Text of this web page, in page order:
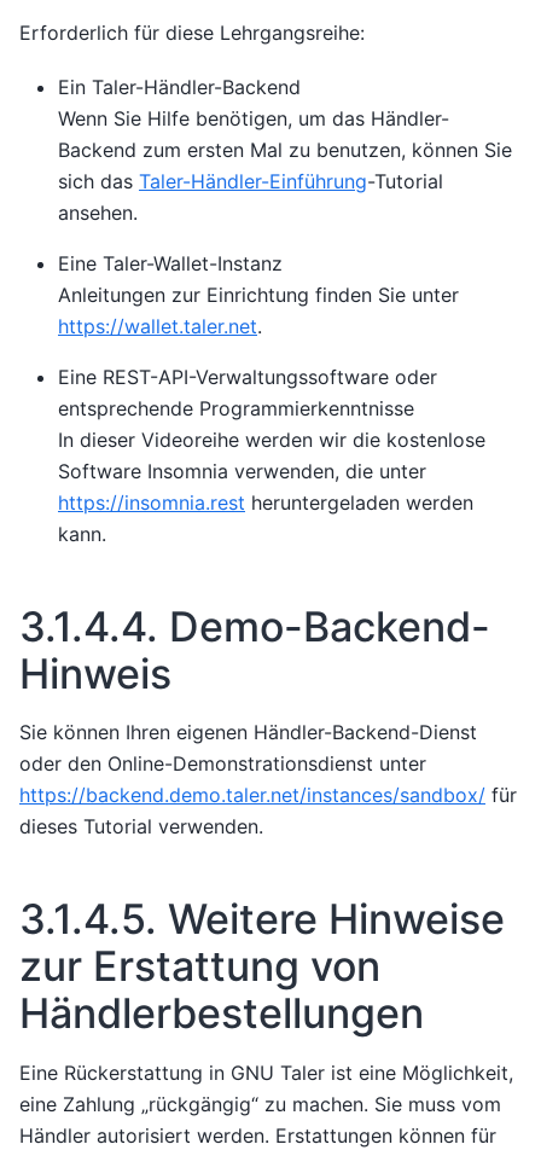
Erforderlich für diese Lehrgangsreihe:
Ein Taler-Händler-Backend
Wenn Sie Hilfe benötigen, um das Händler-
Backend zum ersten Mal zu benutzen, können Sie
sich das Taler-Händler-Einführung-Tutorial
ansehen.
Eine Taler-Wallet-Instanz
Anleitungen zur Einrichtung finden Sie unter
https://wallet.taler.net.
Eine REST-API-Verwaltungssoftware oder
entsprechende Programmierkenntnisse
In dieser Videoreihe werden wir die kostenlose
Software Insomnia verwenden, die unter
https://insomnia.rest heruntergeladen werden
kann.
3.1.4.4. Demo-Backend-
Hinweis
Sie können Ihren eigenen Händler-Backend-Dienst
oder den Online-Demonstrationsdienst unter
https://backend.demo.taler.net/instances/sandbox/ für
dieses Tutorial verwenden.
3.1.4.5. Weitere Hinweise
zur Erstattung von
Händlerbestellungen
Eine Rückerstattung in GNU Taler ist eine Möglichkeit,
eine Zahlung „rückgängig“ zu machen. Sie muss vom
Händler autorisiert werden. Erstattungen können für